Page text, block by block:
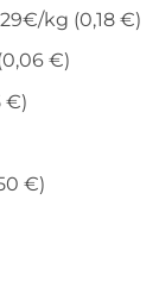
kg (0,18 €)
€)
€)
€)